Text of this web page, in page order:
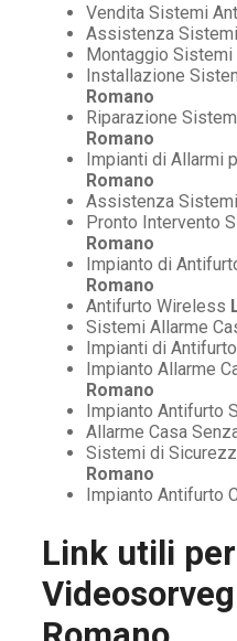
Vendita Sistemi
Assistenza
Montaggio Sistemi
Installazione
Romano
Riparazione
Romano
Impianti di Allarmi
Romano
Assistenza
Pronto Intervento
Romano
Impianto di
Romano
Antifurto Wireless
Sistemi Allarme
Impianti di Antifurto
Impianto Allarme
Romano
Impianto Antifurto
Allarme Casa
Sistemi di
Romano
Impianto Antifurto
Link utili per